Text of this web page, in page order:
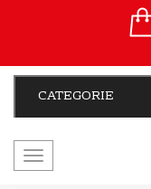
CATEGORIE
navigazione